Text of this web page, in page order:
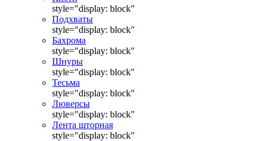
style="display: block"
Подхваты
style="display: block"
Бахрома
style="display: block"
Шнуры
style="display: block"
Тесьма
style="display: block"
Люверсы
style="display: block"
Лента шторная
style="display: block"